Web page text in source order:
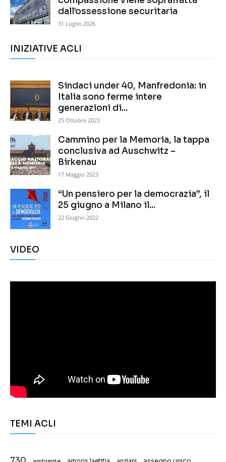
dall’ossessione securitaria
31 Luglio 2026
INIZIATIVE ACLI
Sindaci under 40, Manfredonia: in
Italia sono ferme intere
generazioni di...
25 Ottobre 2023
Cammino per la Memoria, la tappa
conclusiva ad Auschwitz –
Birkenau
17 Maggio 2023
“Un pensiero per la democrazia”, il
25 giugno a Milano il...
22 Giugno 2022
VIDEO
TEMI ACLI